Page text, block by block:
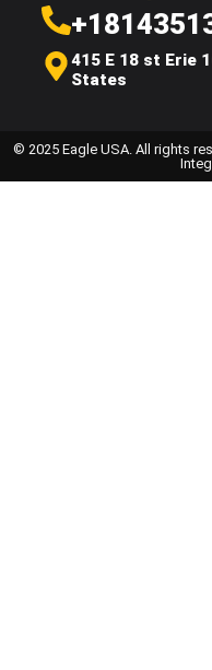
415 E 18 st Erie
States
© 2025 Eagle USA. All rights